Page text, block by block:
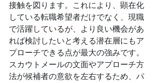
接触を図ります。これにより、顕在化
している転職希望者だけでなく、現職
で活躍しているが、より良い機会があ
れば検討したいと考える潜在層にもア
プローチできる点が最大の強みです。
スカウトメールの文面やアプローチ方
法が候補者の意欲を左右するため、パ